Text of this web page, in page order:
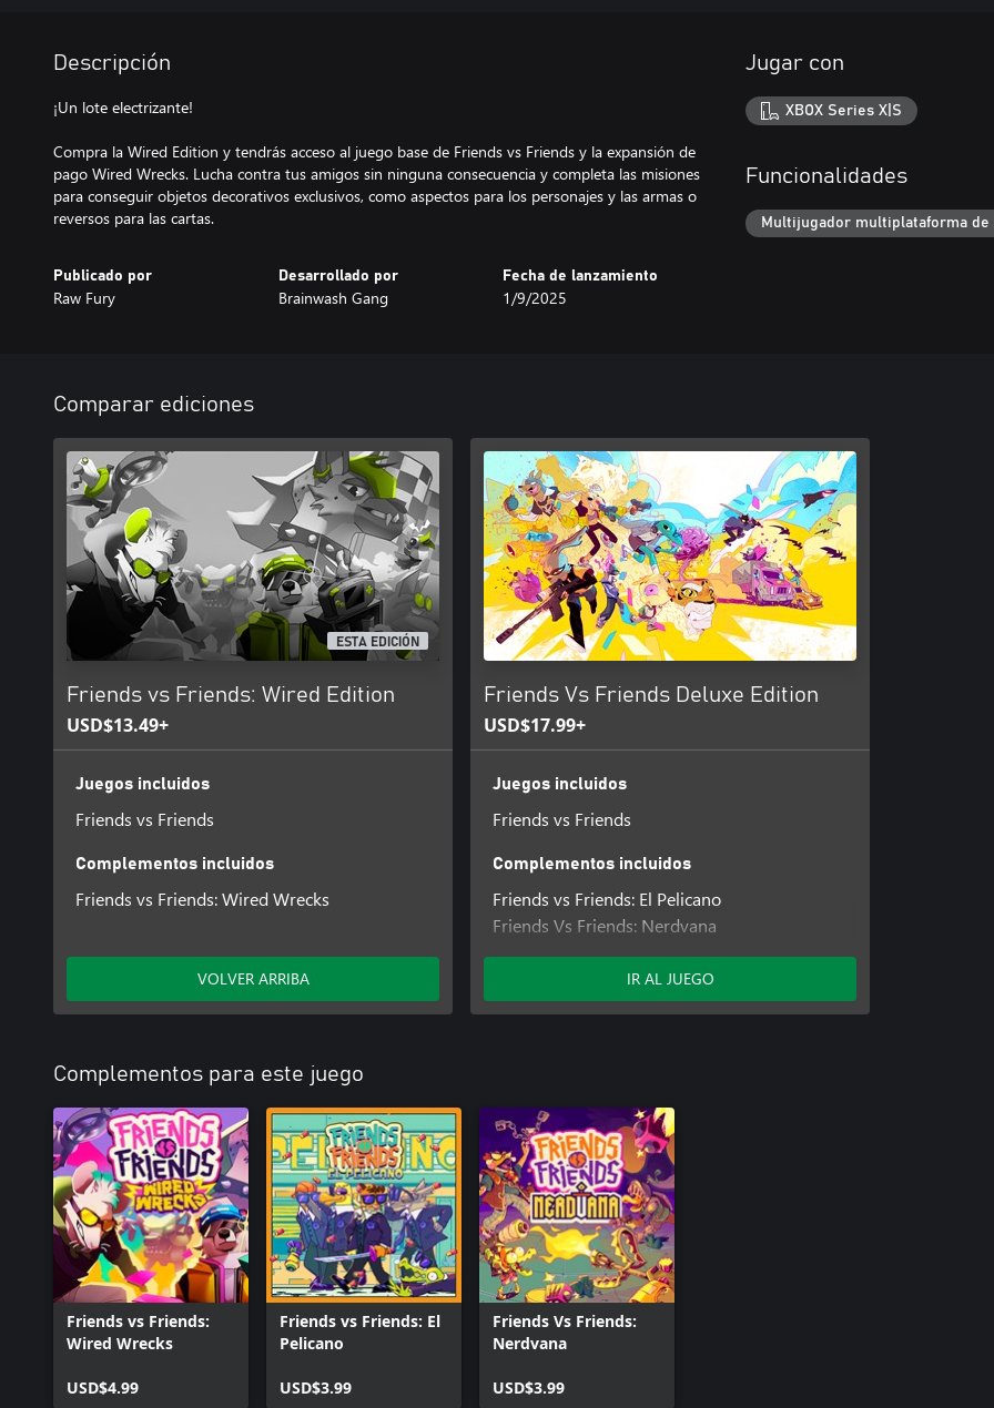
Descripción
¡Un lote electrizante!
Compra la Wired Edition y tendrás acceso al juego base de Friends vs Friends y la expansión de
pago Wired Wrecks. Lucha contra tus amigos sin ninguna consecuencia y completa las misiones
para conseguir objetos decorativos exclusivos, como aspectos para los personajes y las armas o
Publicado por
Raw Fury
Desarrollado por
Brainwash Gang
Fecha de lanzamiento
1/9/2025
Jugar con
XBOX Series X|S
Funcionalidades
Multijugador multiplataforma de
Comparar ediciones
ESTA EDICIÓN
Friends vs Friends: Wired Edition
USD$13.49+
Juegos incluidos
Friends vs Friends
Complementos incluidos
Friends vs Friends: Wired Wrecks
VOLVER ARRIBA
Friends Vs Friends Deluxe Edition
USD$17.99+
Juegos incluidos
Friends vs Friends
Complementos incluidos
Friends vs Friends: El Pelicano
Friends Vs Friends: Nerdvana
Friends vs Friends: Wired Wrecks
IR AL JUEGO
Complementos para este juego
Friends vs Friends:
Wired Wrecks
USD$4.99
Friends vs Friends: El
Pelicano
USD$3.99
Friends Vs Friends:
Nerdvana
USD$3.99